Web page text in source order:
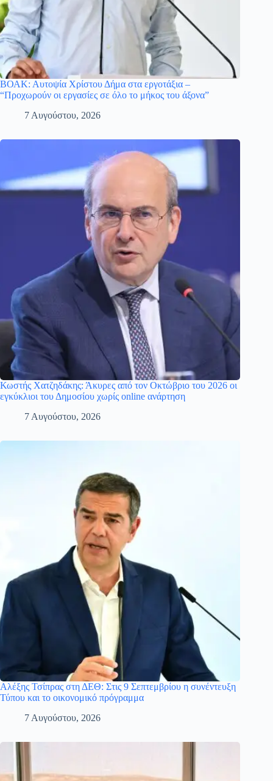
ΒΟΑΚ: Αυτοψία Χρίστου Δήμα στα εργοτάξια –
“Προχωρούν οι εργασίες σε όλο το μήκος του άξονα”
7 Αυγούστου, 2026
Κωστής Χατζηδάκης: Άκυρες από τον Οκτώβριο του 2026 οι
εγκύκλιοι του Δημοσίου χωρίς online ανάρτηση
7 Αυγούστου, 2026
Αλέξης Τσίπρας στη ΔΕΘ: Στις 9 Σεπτεμβρίου η συνέντευξη
Τύπου και το οικονομικό πρόγραμμα
7 Αυγούστου, 2026